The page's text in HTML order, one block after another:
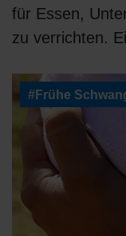
für Essen,
zu verrichten.
#Frühe